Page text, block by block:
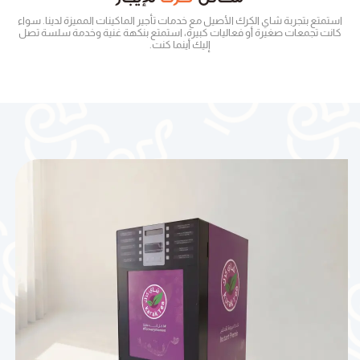
استمتع بتجربة شاي الكرك الأصيل مع خدمات تأجير الماكينات المميزة لدينا. سواء
كانت تجمعات صغيرة أو فعاليات كبيرة، استمتع بنكهة غنية وخدمة سلسة تصل
إليك أينما كنت.